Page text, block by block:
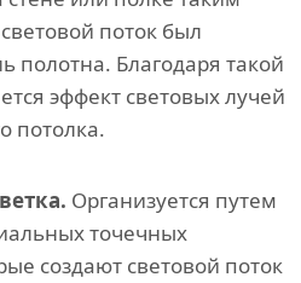
поток был
полотна. Благодаря такой
эффект световых лучей
потолка.
Организуется путем
точечных
создают световой поток